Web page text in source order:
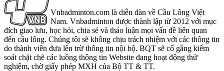
Vnbadminton.com là diễn đàn về Cầu Lông Việt
Nam. Vnbadminton được thành lập từ 2012 với mục
đích giao lưu, học hỏi, chia sẻ và thảo luận mọi vấn đề liên quan
đến cầu lông. Chúng tôi sẽ không chịu trách nhiệm với các thông tin
do thành viên đưa lên trừ thông tin nội bộ. BQT sẽ cố gắng kiểm
soát chặt chẽ các luồng thông tin Website đang hoạt động thử
nghiệm, chờ giấy phép MXH của Bộ TT & TT.